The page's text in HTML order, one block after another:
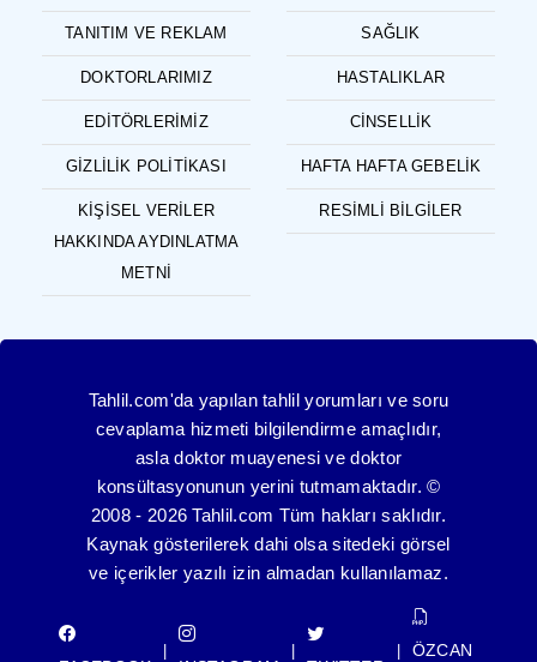
TANITIM VE REKLAM
DOKTORLARIMIZ
EDITÖRLERIMIZ
GIZLILIK POLITIKASI
KIŞISEL VERILER
HAKKINDA AYDINLATMA
METNI
SAĞLIK
HASTALIKLAR
CINSELLIK
HAFTA HAFTA GEBELIK
RESIMLI BILGILER
Tahlil.com'da yapılan tahlil yorumları ve soru
cevaplama hizmeti bilgilendirme amaçlıdır,
asla doktor muayenesi ve doktor
konsültasyonunun yerini tutmamaktadır. ©
2008 - 2026 Tahlil.com Tüm hakları saklıdır.
Kaynak gösterilerek dahi olsa sitedeki görsel
ve içerikler yazılı izin almadan kullanılamaz.
| | | ÖZCAN